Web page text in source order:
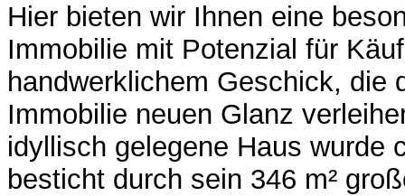
Hier bieten wir Ihnen eine
Immobilie mit Potenzial für
handwerklichem Geschick, die
Immobilie neuen Glanz
idyllisch gelegene Haus wurde
besticht durch sein 346 m²